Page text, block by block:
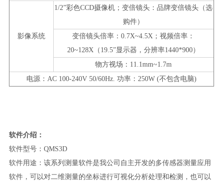
影像系统
1/2”彩色CCD摄像机；变倍镜头：品牌变倍镜头（选
购件）
变倍镜头倍率：0.7X~4.5X ；视频倍率：
20~128X （ 19.5”显示器，分辨率1440*900）
物方视场： 11.1mm~1.7m
电源： AC 100-240V 50/60Hz. 功率： 250W (不包含电脑)
软件介绍：
软件型号：QMS3D
软件用途：该系列测量软件是我公司自主开发的多传感器测量应用
软件，可以对二维测量的坐标进行可视化分析处理和检测，也可以